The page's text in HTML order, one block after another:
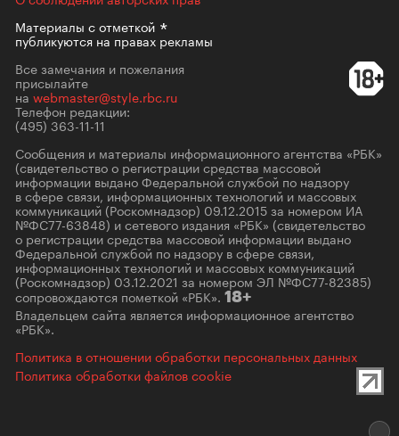
Материалы сотметкой
публикуются на правах рекламы
Все замечания и пожелания
присылайте
на webmaster@style.rbc.ru
Телефон редакции:
(495) 363-11-11
Сообщения и материалы информационного агентства «РБК»
(свидетельство о регистрации средства массовой
информации выдано Федеральной службой по надзору
в сфере связи, информационных технологий и массовых
коммуникаций (Роскомнадзор) 09.12.2015 за номером ИА
№ФС77-63848) и сетевого издания «РБК» (свидетельство
о регистрации средства массовой информации выдано
Федеральной службой по надзору в сфере связи,
информационных технологий и массовых коммуникаций
(Роскомнадзор) 03.12.2021 за номером ЭЛ №ФС77-82385)
сопровождаются пометкой «РБК». 18+
Владельцем сайта является информационное агентство
«РБК».
Политика в отношении обработки персональных данных
Политика обработки файлов cookie